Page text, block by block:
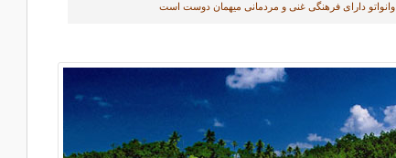
وانواتو دارای فرهنگی غنی و مردمانی میهمان دوست است